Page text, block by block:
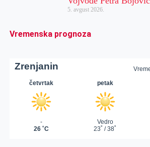
5. avgust 2026.
Vremenska prognoza